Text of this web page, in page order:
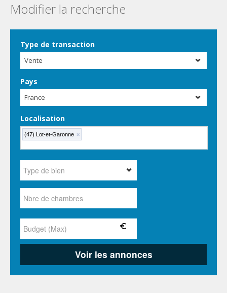
Modifier la recherche
Type de transaction
Vente
Pays
France
Localisation
(47) Lot-et-Garonne ×